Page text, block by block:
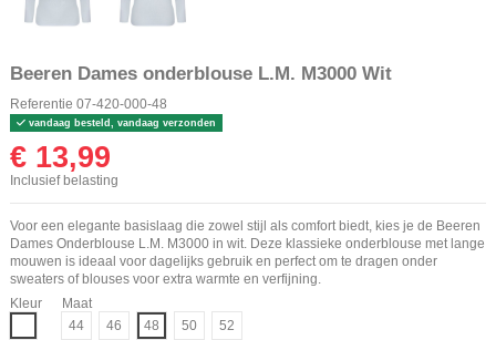
Beeren Dames onderblouse L.M. M3000 Wit
Referentie 07-420-000-48
vandaag besteld, vandaag verzonden
€ 13,99
Inclusief belasting
Voor een elegante basislaag die zowel stijl als comfort biedt, kies je de Beeren
Dames Onderblouse L.M. M3000 in wit. Deze klassieke onderblouse met lange
mouwen is ideaal voor dagelijks gebruik en perfect om te dragen onder
sweaters of blouses voor extra warmte en verfijning.
Kleur
Maat
44
46 48 50 52